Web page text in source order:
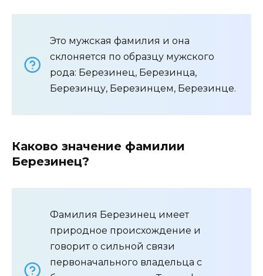
Это мужская фамилия и она
склоняется по образцу мужского
рода: Березинец, Березинца,
Березинцу, Березинцем, Березинце.
Каково значение фамилии
Березинец?
Фамилия Березинец имеет
природное происхождение и
говорит о сильной связи
первоначального владельца с